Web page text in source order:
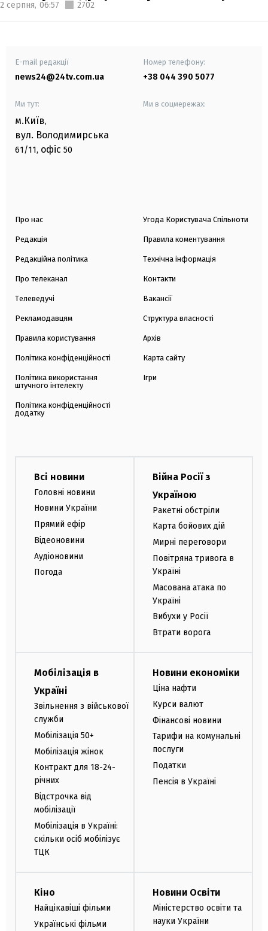
2 серпня, 06:57 2702
E-mail редакції
news24@24tv.com.ua
Номер телефону:
+38 044 390 5077
Ми тут:
м.Київ,
вул. Володимирська
61/11, офіс 50
Ми в соцмережах:
Про нас
Редакція
Редакційна політика
Про телеканал
Телеведучі
Рекламодавцям
Правила користування
Політика конфіденційності
Політика використання
штучного інтелекту
Політика конфіденційності
додатку
Угода Користувача Спільноти
Правила коментування
Технічна інформація
Контакти
Вакансії
Структура власності
Архів
Карта сайту
Ігри
Всі новини
Головні новини
Новини України
Прямий ефір
Відеоновини
Аудіоновини
Погода
Війна Росії з
Україною
Ракетні обстріли
Карта бойових дій
Мирні переговори
Повітряна тривога в
Україні
Масована атака по
Україні
Вибухи у Росії
Втрати ворога
Мобілізація в
Україні
Звільнення з військової
служби
Мобілізація 50+
Мобілізація жінок
Контракт для 18-24-
річних
Відстрочка від
мобілізації
Мобілізація в Україні:
скільки осіб мобілізує
ТЦК
Новини економіки
Ціна нафти
Курси валют
Фінансові новини
Тарифи на комунальні
послуги
Податки
Пенсія в Україні
Кіно
Найцікавіші фільми
Українські фільми
Новини Освіти
Міністерство освіти та
науки України